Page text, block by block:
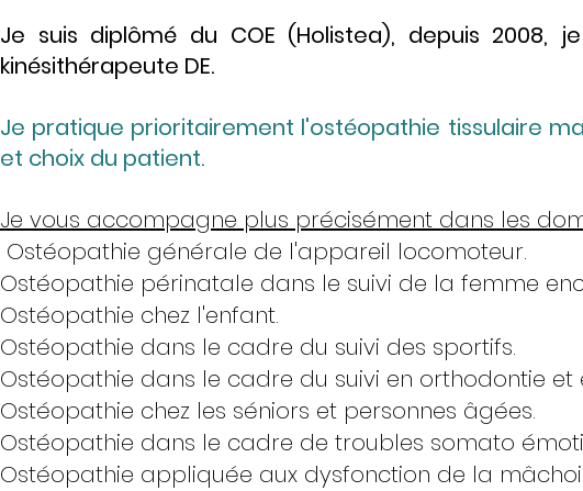
Je suis diplômé du COE (Holistea), depuis 2008,
kinésithérapeute DE.
Je pratique prioritairement l'ostéopathie tissulaire
et choix du patient.
Je vous accompagne plus précisément dans les
Ostéopathie générale de l'appareil locomoteur.
Ostéopathie périnatale dans le suivi de la femme
Ostéopathie chez l'enfant.
Ostéopathie dans le cadre du suivi des sportifs.
Ostéopathie dans le cadre du suivi en orthodontie et
Ostéopathie chez les séniors et personnes âgées.
Ostéopathie dans le cadre de troubles somato
Ostéopathie appliquée aux dysfonction de la